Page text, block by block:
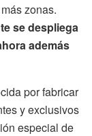
zonas.
se despliega
además
por fabricar
y exclusivos
especial de